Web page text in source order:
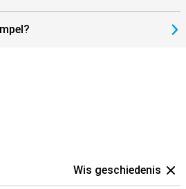
Wis geschiedenis